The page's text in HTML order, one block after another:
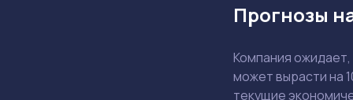
Прогнозы
Компания
может вырасти на
текущие